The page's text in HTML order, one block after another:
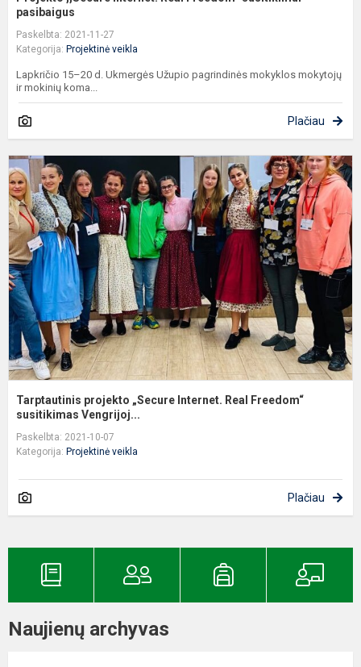
pasibaigus
Paskelbta: 2021-11-27
Kategorija: Projektinė veikla
Lapkričio 15–20 d. Ukmergės Užupio pagrindinės mokyklos mokytojų
ir mokinių koma...
Plačiau
Tarptautinis projekto „Secure Internet. Real Freedom“
susitikimas Vengrijoj...
Paskelbta: 2021-10-07
Kategorija: Projektinė veikla
Plačiau
Naujienų archyvas